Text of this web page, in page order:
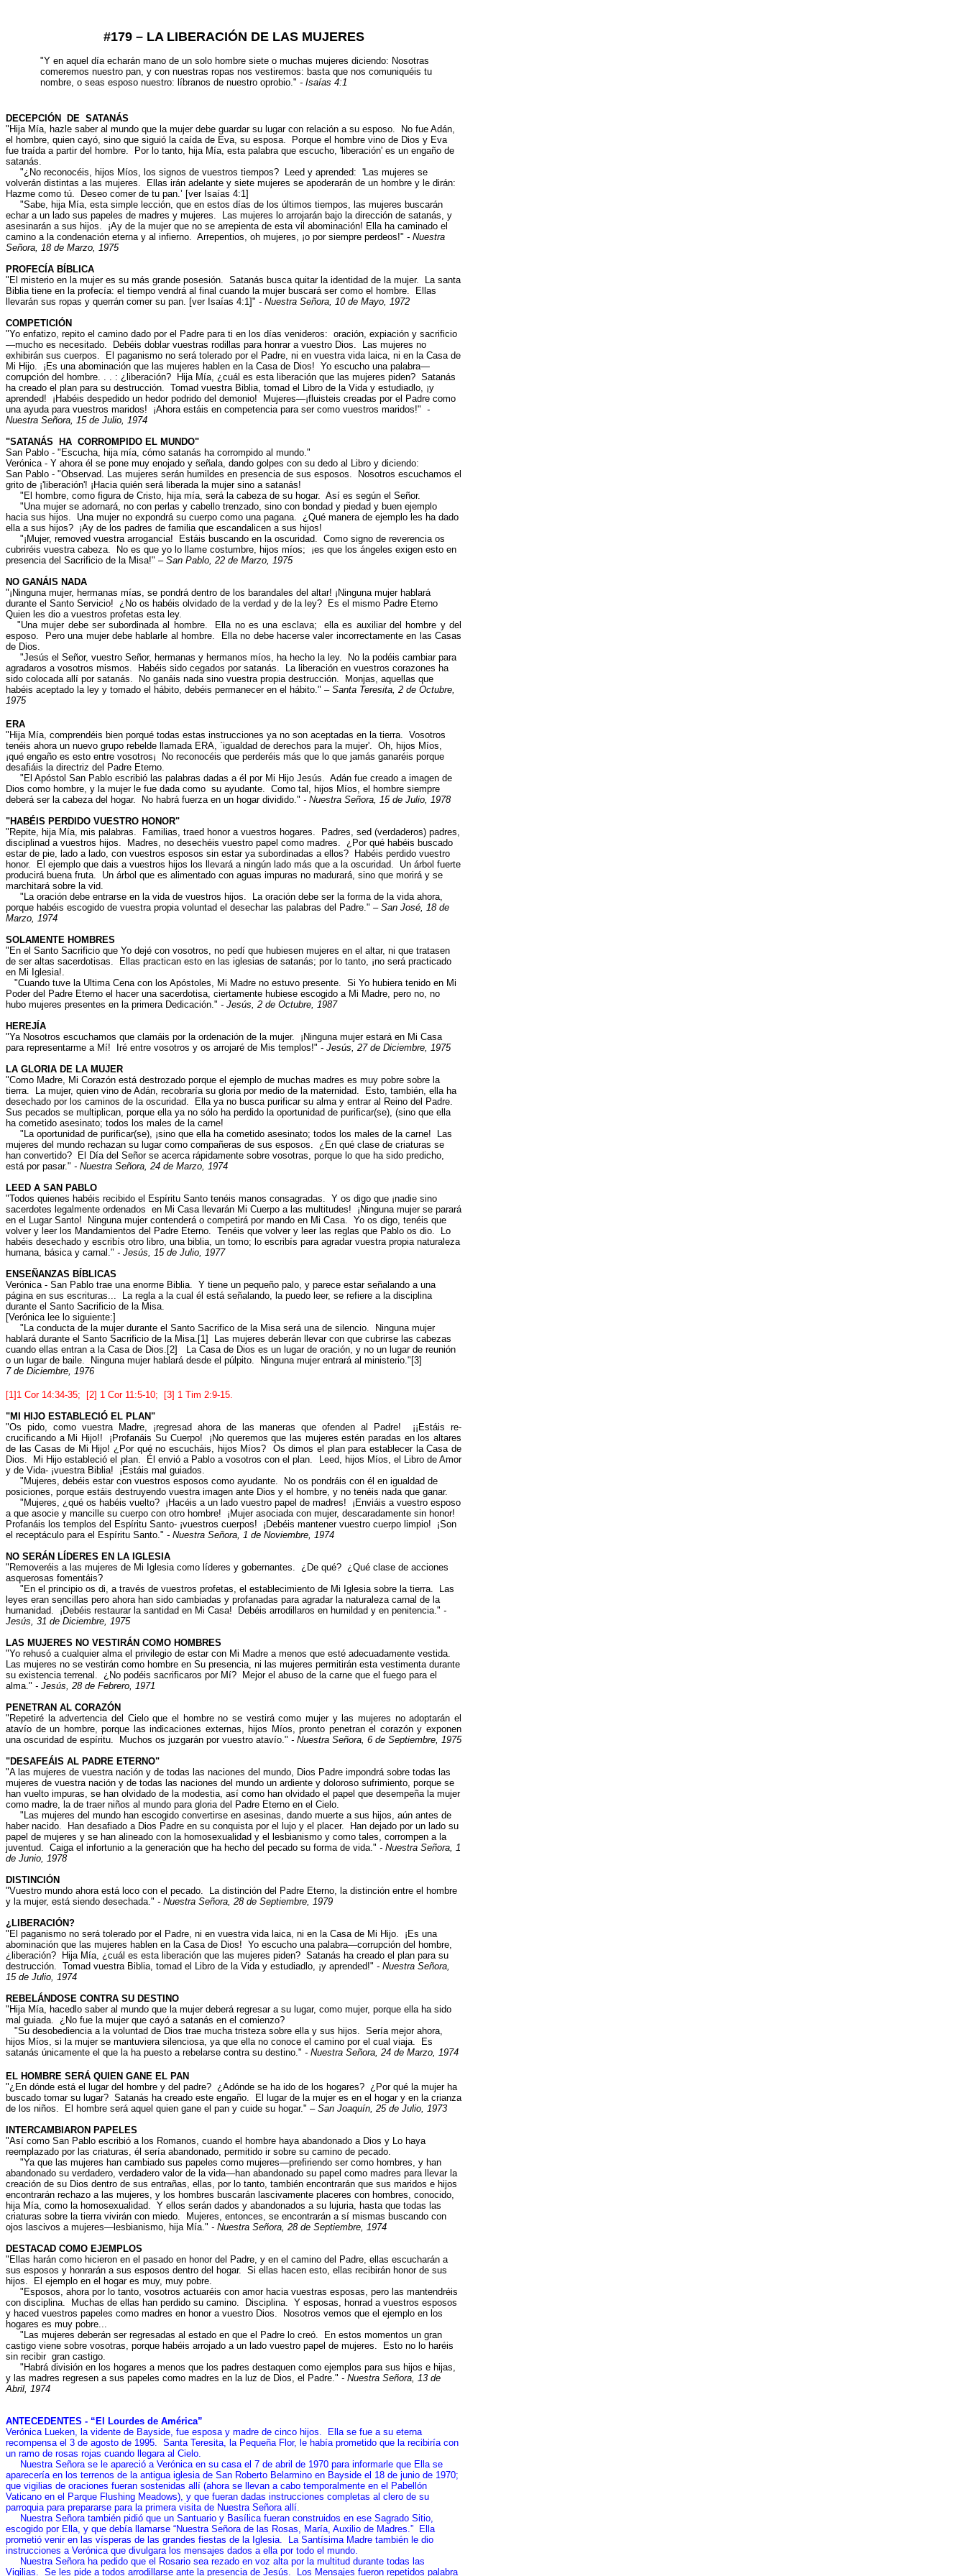
#179 – LA LIBERACIÓN DE LAS MUJERES
"Y en aquel día echarán mano de un solo hombre siete o muchas mujeres diciendo: Nosotras
comeremos nuestro pan, y con nuestras ropas nos vestiremos: basta que nos comuniquéis tu
nombre, o seas esposo nuestro: líbranos de nuestro oprobio." - Isaías 4:1
DECEPCIÓN DE SATANÁS
"Hija Mía, hazle saber al mundo que la mujer debe guardar su lugar con relación a su esposo. No fue Adán,
el hombre, quien cayó, sino que siguió la caída de Eva, su esposa. Porque el hombre vino de Dios y Eva
fue traída a partir del hombre. Por lo tanto, hija Mía, esta palabra que escucho, 'liberación' es un engaño de
satanás.
"¿No reconocéis, hijos Míos, los signos de vuestros tiempos? Leed y aprended: 'Las mujeres se
volverán distintas a las mujeres. Ellas irán adelante y siete mujeres se apoderarán de un hombre y le dirán:
Hazme como tú. Deseo comer de tu pan.’ [ver Isaías 4:1]
"Sabe, hija Mía, esta simple lección, que en estos días de los últimos tiempos, las mujeres buscarán
echar a un lado sus papeles de madres y mujeres. Las mujeres lo arrojarán bajo la dirección de satanás, y
asesinarán a sus hijos. ¡Ay de la mujer que no se arrepienta de esta vil abominación! Ella ha caminado el
camino a la condenación eterna y al infierno. Arrepentios, oh mujeres, ¡o por siempre perdeos!" - Nuestra
Señora, 18 de Marzo, 1975
PROFECÍA BÍBLICA
"El misterio en la mujer es su más grande posesión. Satanás busca quitar la identidad de la mujer. La santa
Biblia tiene en la profecía: el tiempo vendrá al final cuando la mujer buscará ser como el hombre. Ellas
llevarán sus ropas y querrán comer su pan. [ver Isaías 4:1]" - Nuestra Señora, 10 de Mayo, 1972
COMPETICIÓN
"Yo enfatizo, repito el camino dado por el Padre para ti en los días venideros: oración, expiación y sacrificio
—mucho es necesitado. Debéis doblar vuestras rodillas para honrar a vuestro Dios. Las mujeres no
exhibirán sus cuerpos. El paganismo no será tolerado por el Padre, ni en vuestra vida laica, ni en la Casa de
Mi Hijo. ¡Es una abominación que las mujeres hablen en la Casa de Dios! Yo escucho una palabra—
corrupción del hombre. . . : ¿liberación? Hija Mía, ¿cuál es esta liberación que las mujeres piden? Satanás
ha creado el plan para su destrucción. Tomad vuestra Biblia, tomad el Libro de la Vida y estudiadlo, ¡y
aprended! ¡Habéis despedido un hedor podrido del demonio! Mujeres—¡fluisteis creadas por el Padre como
una ayuda para vuestros maridos! ¡Ahora estáis en competencia para ser como vuestros maridos!" -
Nuestra Señora, 15 de Julio, 1974
"SATANÁS HA CORROMPIDO EL MUNDO"
San Pablo - "Escucha, hija mía, cómo satanás ha corrompido al mundo."
Verónica - Y ahora él se pone muy enojado y señala, dando golpes con su dedo al Libro y diciendo:
San Pablo - "Observad. Las mujeres serán humildes en presencia de sus esposos. Nosotros escuchamos el
grito de ¡'liberación'! ¡Hacia quién será liberada la mujer sino a satanás!
"El hombre, como figura de Cristo, hija mía, será la cabeza de su hogar. Así es según el Señor.
"Una mujer se adornará, no con perlas y cabello trenzado, sino con bondad y piedad y buen ejemplo
hacia sus hijos. Una mujer no expondrá su cuerpo como una pagana. ¿Qué manera de ejemplo les ha dado
ella a sus hijos? ¡Ay de los padres de familia que escandalicen a sus hijos!
"¡Mujer, removed vuestra arrogancia! Estáis buscando en la oscuridad. Como signo de reverencia os
cubriréis vuestra cabeza. No es que yo lo llame costumbre, hijos míos; ¡es que los ángeles exigen esto en
presencia del Sacrificio de la Misa!" – San Pablo, 22 de Marzo, 1975
NO GANÁIS NADA
"¡Ninguna mujer, hermanas mías, se pondrá dentro de los barandales del altar! ¡Ninguna mujer hablará
durante el Santo Servicio! ¿No os habéis olvidado de la verdad y de la ley? Es el mismo Padre Eterno
Quien les dio a vuestros profetas esta ley.
"Una mujer debe ser subordinada al hombre. Ella no es una esclava; ella es auxiliar del hombre y del
esposo. Pero una mujer debe hablarle al hombre. Ella no debe hacerse valer incorrectamente en las Casas
de Dios.
"Jesús el Señor, vuestro Señor, hermanas y hermanos míos, ha hecho la ley. No la podéis cambiar para
agradaros a vosotros mismos. Habéis sido cegados por satanás. La liberación en vuestros corazones ha
sido colocada allí por satanás. No ganáis nada sino vuestra propia destrucción. Monjas, aquellas que
habéis aceptado la ley y tomado el hábito, debéis permanecer en el hábito." – Santa Teresita, 2 de Octubre,
1975
ERA
"Hija Mía, comprendéis bien porqué todas estas instrucciones ya no son aceptadas en la tierra. Vosotros
tenéis ahora un nuevo grupo rebelde llamada ERA, `igualdad de derechos para la mujer'. Oh, hijos Míos,
¡qué engaño es esto entre vosotros¡ No reconocéis que perderéis más que lo que jamás ganaréis porque
desafiáis la directriz del Padre Eterno.
"El Apóstol San Pablo escribió las palabras dadas a él por Mi Hijo Jesús. Adán fue creado a imagen de
Dios como hombre, y la mujer le fue dada como su ayudante. Como tal, hijos Míos, el hombre siempre
deberá ser la cabeza del hogar. No habrá fuerza en un hogar dividido." - Nuestra Señora, 15 de Julio, 1978
"HABÉIS PERDIDO VUESTRO HONOR"
"Repite, hija Mía, mis palabras. Familias, traed honor a vuestros hogares. Padres, sed (verdaderos) padres,
disciplinad a vuestros hijos. Madres, no desechéis vuestro papel como madres. ¿Por qué habéis buscado
estar de pie, lado a lado, con vuestros esposos sin estar ya subordinadas a ellos? Habéis perdido vuestro
honor. El ejemplo que dais a vuestros hijos los llevará a ningún lado más que a la oscuridad. Un árbol fuerte
producirá buena fruta. Un árbol que es alimentado con aguas impuras no madurará, sino que morirá y se
marchitará sobre la vid.
"La oración debe entrarse en la vida de vuestros hijos. La oración debe ser la forma de la vida ahora,
porque habéis escogido de vuestra propia voluntad el desechar las palabras del Padre." – San José, 18 de
Marzo, 1974
SOLAMENTE HOMBRES
"En el Santo Sacrificio que Yo dejé con vosotros, no pedí que hubiesen mujeres en el altar, ni que tratasen
de ser altas sacerdotisas. Ellas practican esto en las iglesias de satanás; por lo tanto, ¡no será practicado
en Mi Iglesia!.
"Cuando tuve la Ultima Cena con los Apóstoles, Mi Madre no estuvo presente. Si Yo hubiera tenido en Mi
Poder del Padre Eterno el hacer una sacerdotisa, ciertamente hubiese escogido a Mi Madre, pero no, no
hubo mujeres presentes en la primera Dedicación." - Jesús, 2 de Octubre, 1987
HEREJÍA
"Ya Nosotros escuchamos que clamáis por la ordenación de la mujer. ¡Ninguna mujer estará en Mi Casa
para representarme a Mí! Iré entre vosotros y os arrojaré de Mis templos!" - Jesús, 27 de Diciembre, 1975
LA GLORIA DE LA MUJER
"Como Madre, Mi Corazón está destrozado porque el ejemplo de muchas madres es muy pobre sobre la
tierra. La mujer, quien vino de Adán, recobraría su gloria por medio de la maternidad. Esto, también, ella ha
desechado por los caminos de la oscuridad. Ella ya no busca purificar su alma y entrar al Reino del Padre.
Sus pecados se multiplican, porque ella ya no sólo ha perdido la oportunidad de purificar(se), (sino que ella
ha cometido asesinato; todos los males de la carne!
"La oportunidad de purificar(se), ¡sino que ella ha cometido asesinato; todos los males de la carne! Las
mujeres del mundo rechazan su lugar como compañeras de sus esposos. ¿En qué clase de criaturas se
han convertido? El Día del Señor se acerca rápidamente sobre vosotras, porque lo que ha sido predicho,
está por pasar." - Nuestra Señora, 24 de Marzo, 1974
LEED A SAN PABLO
"Todos quienes habéis recibido el Espíritu Santo tenéis manos consagradas. Y os digo que ¡nadie sino
sacerdotes legalmente ordenados en Mi Casa llevarán Mi Cuerpo a las multitudes! ¡Ninguna mujer se parará
en el Lugar Santo! Ninguna mujer contenderá o competirá por mando en Mi Casa. Yo os digo, tenéis que
volver y leer los Mandamientos del Padre Eterno. Tenéis que volver y leer las reglas que Pablo os dio. Lo
habéis desechado y escribís otro libro, una biblia, un tomo; lo escribís para agradar vuestra propia naturaleza
humana, básica y carnal." - Jesús, 15 de Julio, 1977
ENSEÑANZAS BÍBLICAS
Verónica - San Pablo trae una enorme Biblia. Y tiene un pequeño palo, y parece estar señalando a una
página en sus escrituras... La regla a la cual él está señalando, la puedo leer, se refiere a la disciplina
durante el Santo Sacrificio de la Misa.
[Verónica lee lo siguiente:]
"La conducta de la mujer durante el Santo Sacrifico de la Misa será una de silencio. Ninguna mujer
hablará durante el Santo Sacrificio de la Misa.[1] Las mujeres deberán llevar con que cubrirse las cabezas
cuando ellas entran a la Casa de Dios.[2] La Casa de Dios es un lugar de oración, y no un lugar de reunión
o un lugar de baile. Ninguna mujer hablará desde el púlpito. Ninguna mujer entrará al ministerio."[3]
7 de Diciembre, 1976
[1]1 Cor 14:34-35; [2] 1 Cor 11:5-10; [3] 1 Tim 2:9-15.
"MI HIJO ESTABLECIÓ EL PLAN"
"Os pido, como vuestra Madre, ¡regresad ahora de las maneras que ofenden al Padre! ¡¡Estáis re-
crucificando a Mi Hijo!! ¡Profanáis Su Cuerpo! ¡No queremos que las mujeres estén paradas en los altares
de las Casas de Mi Hijo! ¿Por qué no escucháis, hijos Míos? Os dimos el plan para establecer la Casa de
Dios. Mi Hijo estableció el plan. Él envió a Pablo a vosotros con el plan. Leed, hijos Míos, el Libro de Amor
y de Vida- ¡vuestra Biblia! ¡Estáis mal guiados.
"Mujeres, debéis estar con vuestros esposos como ayudante. No os pondráis con él en igualdad de
posiciones, porque estáis destruyendo vuestra imagen ante Dios y el hombre, y no tenéis nada que ganar.
"Mujeres, ¿qué os habéis vuelto? ¡Hacéis a un lado vuestro papel de madres! ¡Enviáis a vuestro esposo
a que asocie y mancille su cuerpo con otro hombre! ¡Mujer asociada con mujer, descaradamente sin honor!
Profanáis los templos del Espíritu Santo- ¡vuestros cuerpos! ¡Debéis mantener vuestro cuerpo limpio! ¡Son
el receptáculo para el Espíritu Santo." - Nuestra Señora, 1 de Noviembre, 1974
NO SERÁN LÍDERES EN LA IGLESIA
"Removeréis a las mujeres de Mi Iglesia como líderes y gobernantes. ¿De qué? ¿Qué clase de acciones
asquerosas fomentáis?
"En el principio os di, a través de vuestros profetas, el establecimiento de Mi Iglesia sobre la tierra. Las
leyes eran sencillas pero ahora han sido cambiadas y profanadas para agradar la naturaleza carnal de la
humanidad. ¡Debéis restaurar la santidad en Mi Casa! Debéis arrodillaros en humildad y en penitencia." -
Jesús, 31 de Diciembre, 1975
LAS MUJERES NO VESTIRÁN COMO HOMBRES
"Yo rehusó a cualquier alma el privilegio de estar con Mi Madre a menos que esté adecuadamente vestida.
Las mujeres no se vestirán como hombre en Su presencia, ni las mujeres permitirán esta vestimenta durante
su existencia terrenal. ¿No podéis sacrificaros por Mí? Mejor el abuso de la carne que el fuego para el
alma." - Jesús, 28 de Febrero, 1971
PENETRAN AL CORAZÓN
"Repetiré la advertencia del Cielo que el hombre no se vestirá como mujer y las mujeres no adoptarán el
atavío de un hombre, porque las indicaciones externas, hijos Míos, pronto penetran el corazón y exponen
una oscuridad de espíritu. Muchos os juzgarán por vuestro atavío." - Nuestra Señora, 6 de Septiembre, 1975
"DESAFEÁIS AL PADRE ETERNO"
"A las mujeres de vuestra nación y de todas las naciones del mundo, Dios Padre impondrá sobre todas las
mujeres de vuestra nación y de todas las naciones del mundo un ardiente y doloroso sufrimiento, porque se
han vuelto impuras, se han olvidado de la modestia, así como han olvidado el papel que desempeña la mujer
como madre, la de traer niños al mundo para gloria del Padre Eterno en el Cielo.
"Las mujeres del mundo han escogido convertirse en asesinas, dando muerte a sus hijos, aún antes de
haber nacido. Han desafiado a Dios Padre en su conquista por el lujo y el placer. Han dejado por un lado su
papel de mujeres y se han alineado con la homosexualidad y el lesbianismo y como tales, corrompen a la
juventud. Caiga el infortunio a la generación que ha hecho del pecado su forma de vida." - Nuestra Señora, 1
de Junio, 1978
DISTINCIÓN
"Vuestro mundo ahora está loco con el pecado. La distinción del Padre Eterno, la distinción entre el hombre
y la mujer, está siendo desechada." - Nuestra Señora, 28 de Septiembre, 1979
¿LIBERACIÓN?
"El paganismo no será tolerado por el Padre, ni en vuestra vida laica, ni en la Casa de Mi Hijo. ¡Es una
abominación que las mujeres hablen en la Casa de Dios! Yo escucho una palabra—corrupción del hombre,
¿liberación? Hija Mía, ¿cuál es esta liberación que las mujeres piden? Satanás ha creado el plan para su
destrucción. Tomad vuestra Biblia, tomad el Libro de la Vida y estudiadlo, ¡y aprended!" - Nuestra Señora,
15 de Julio, 1974
REBELÁNDOSE CONTRA SU DESTINO
"Hija Mía, hacedlo saber al mundo que la mujer deberá regresar a su lugar, como mujer, porque ella ha sido
mal guiada. ¿No fue la mujer que cayó a satanás en el comienzo?
"Su desobediencia a la voluntad de Dios trae mucha tristeza sobre ella y sus hijos. Sería mejor ahora,
hijos Míos, si la mujer se mantuviera silenciosa, ya que ella no conoce el camino por el cual viaja. Es
satanás únicamente el que la ha puesto a rebelarse contra su destino." - Nuestra Señora, 24 de Marzo, 1974
EL HOMBRE SERÁ QUIEN GANE EL PAN
"¿En dónde está el lugar del hombre y del padre? ¿Adónde se ha ido de los hogares? ¿Por qué la mujer ha
buscado tomar su lugar? Satanás ha creado este engaño. El lugar de la mujer es en el hogar y en la crianza
de los niños. El hombre será aquel quien gane el pan y cuide su hogar." – San Joaquín, 25 de Julio, 1973
INTERCAMBIARON PAPELES
"Así como San Pablo escribió a los Romanos, cuando el hombre haya abandonado a Dios y Lo haya
reemplazado por las criaturas, él sería abandonado, permitido ir sobre su camino de pecado.
"Ya que las mujeres han cambiado sus papeles como mujeres—prefiriendo ser como hombres, y han
abandonado su verdadero, verdadero valor de la vida—han abandonado su papel como madres para llevar la
creación de su Dios dentro de sus entrañas, ellas, por lo tanto, también encontrarán que sus maridos e hijos
encontrarán rechazo a las mujeres, y los hombres buscarán lascivamente placeres con hombres, conocido,
hija Mía, como la homosexualidad. Y ellos serán dados y abandonados a su lujuria, hasta que todas las
criaturas sobre la tierra vivirán con miedo. Mujeres, entonces, se encontrarán a sí mismas buscando con
ojos lascivos a mujeres—lesbianismo, hija Mía." - Nuestra Señora, 28 de Septiembre, 1974
DESTACAD COMO EJEMPLOS
"Ellas harán como hicieron en el pasado en honor del Padre, y en el camino del Padre, ellas escucharán a
sus esposos y honrarán a sus esposos dentro del hogar. Si ellas hacen esto, ellas recibirán honor de sus
hijos. El ejemplo en el hogar es muy, muy pobre.
"Esposos, ahora por lo tanto, vosotros actuaréis con amor hacia vuestras esposas, pero las mantendréis
con disciplina. Muchas de ellas han perdido su camino. Disciplina. Y esposas, honrad a vuestros esposos
y haced vuestros papeles como madres en honor a vuestro Dios. Nosotros vemos que el ejemplo en los
hogares es muy pobre...
"Las mujeres deberán ser regresadas al estado en que el Padre lo creó. En estos momentos un gran
castigo viene sobre vosotras, porque habéis arrojado a un lado vuestro papel de mujeres. Esto no lo haréis
sin recibir gran castigo.
"Habrá división en los hogares a menos que los padres destaquen como ejemplos para sus hijos e hijas,
y las madres regresen a sus papeles como madres en la luz de Dios, el Padre." - Nuestra Señora, 13 de
Abril, 1974
ANTECEDENTES - “El Lourdes de América”
Verónica Lueken, la vidente de Bayside, fue esposa y madre de cinco hijos.
Ella se fue a su eterna
recompensa el 3 de agosto de 1995. Santa Teresita, la Pequeña Flor, le había prometido que la recibiría con
un ramo de rosas rojas cuando llegara al Cielo.
Nuestra Señora se le apareció a Verónica en su casa el 7 de abril de 1970 para informarle que Ella se
aparecería en los terrenos de la antigua iglesia de San Roberto Belarmino en Bayside el 18 de junio de 1970;
que vigilias de oraciones fueran sostenidas allí (ahora se llevan a cabo temporalmente en el Pabellón
Vaticano en el Parque Flushing Meadows), y que fueran dadas instrucciones completas al clero de su
parroquia para prepararse para la primera visita de Nuestra Señora allí.
Nuestra Señora también pidió que un Santuario y Basílica fueran construidos en ese Sagrado Sitio,
escogido por Ella, y que debía llamarse “Nuestra Señora de las Rosas, María, Auxilio de Madres.”
Ella
prometió venir en las vísperas de las grandes fiestas de la Iglesia.
La Santísima Madre también le dio
instrucciones a Verónica que divulgara los mensajes dados a ella por todo el mundo.
Nuestra Señora ha pedido que el Rosario sea rezado en voz alta por la multitud durante todas las
Vigilias. Se les pide a todos arrodillarse ante la presencia de Jesús. Los Mensajes fueron repetidos palabra